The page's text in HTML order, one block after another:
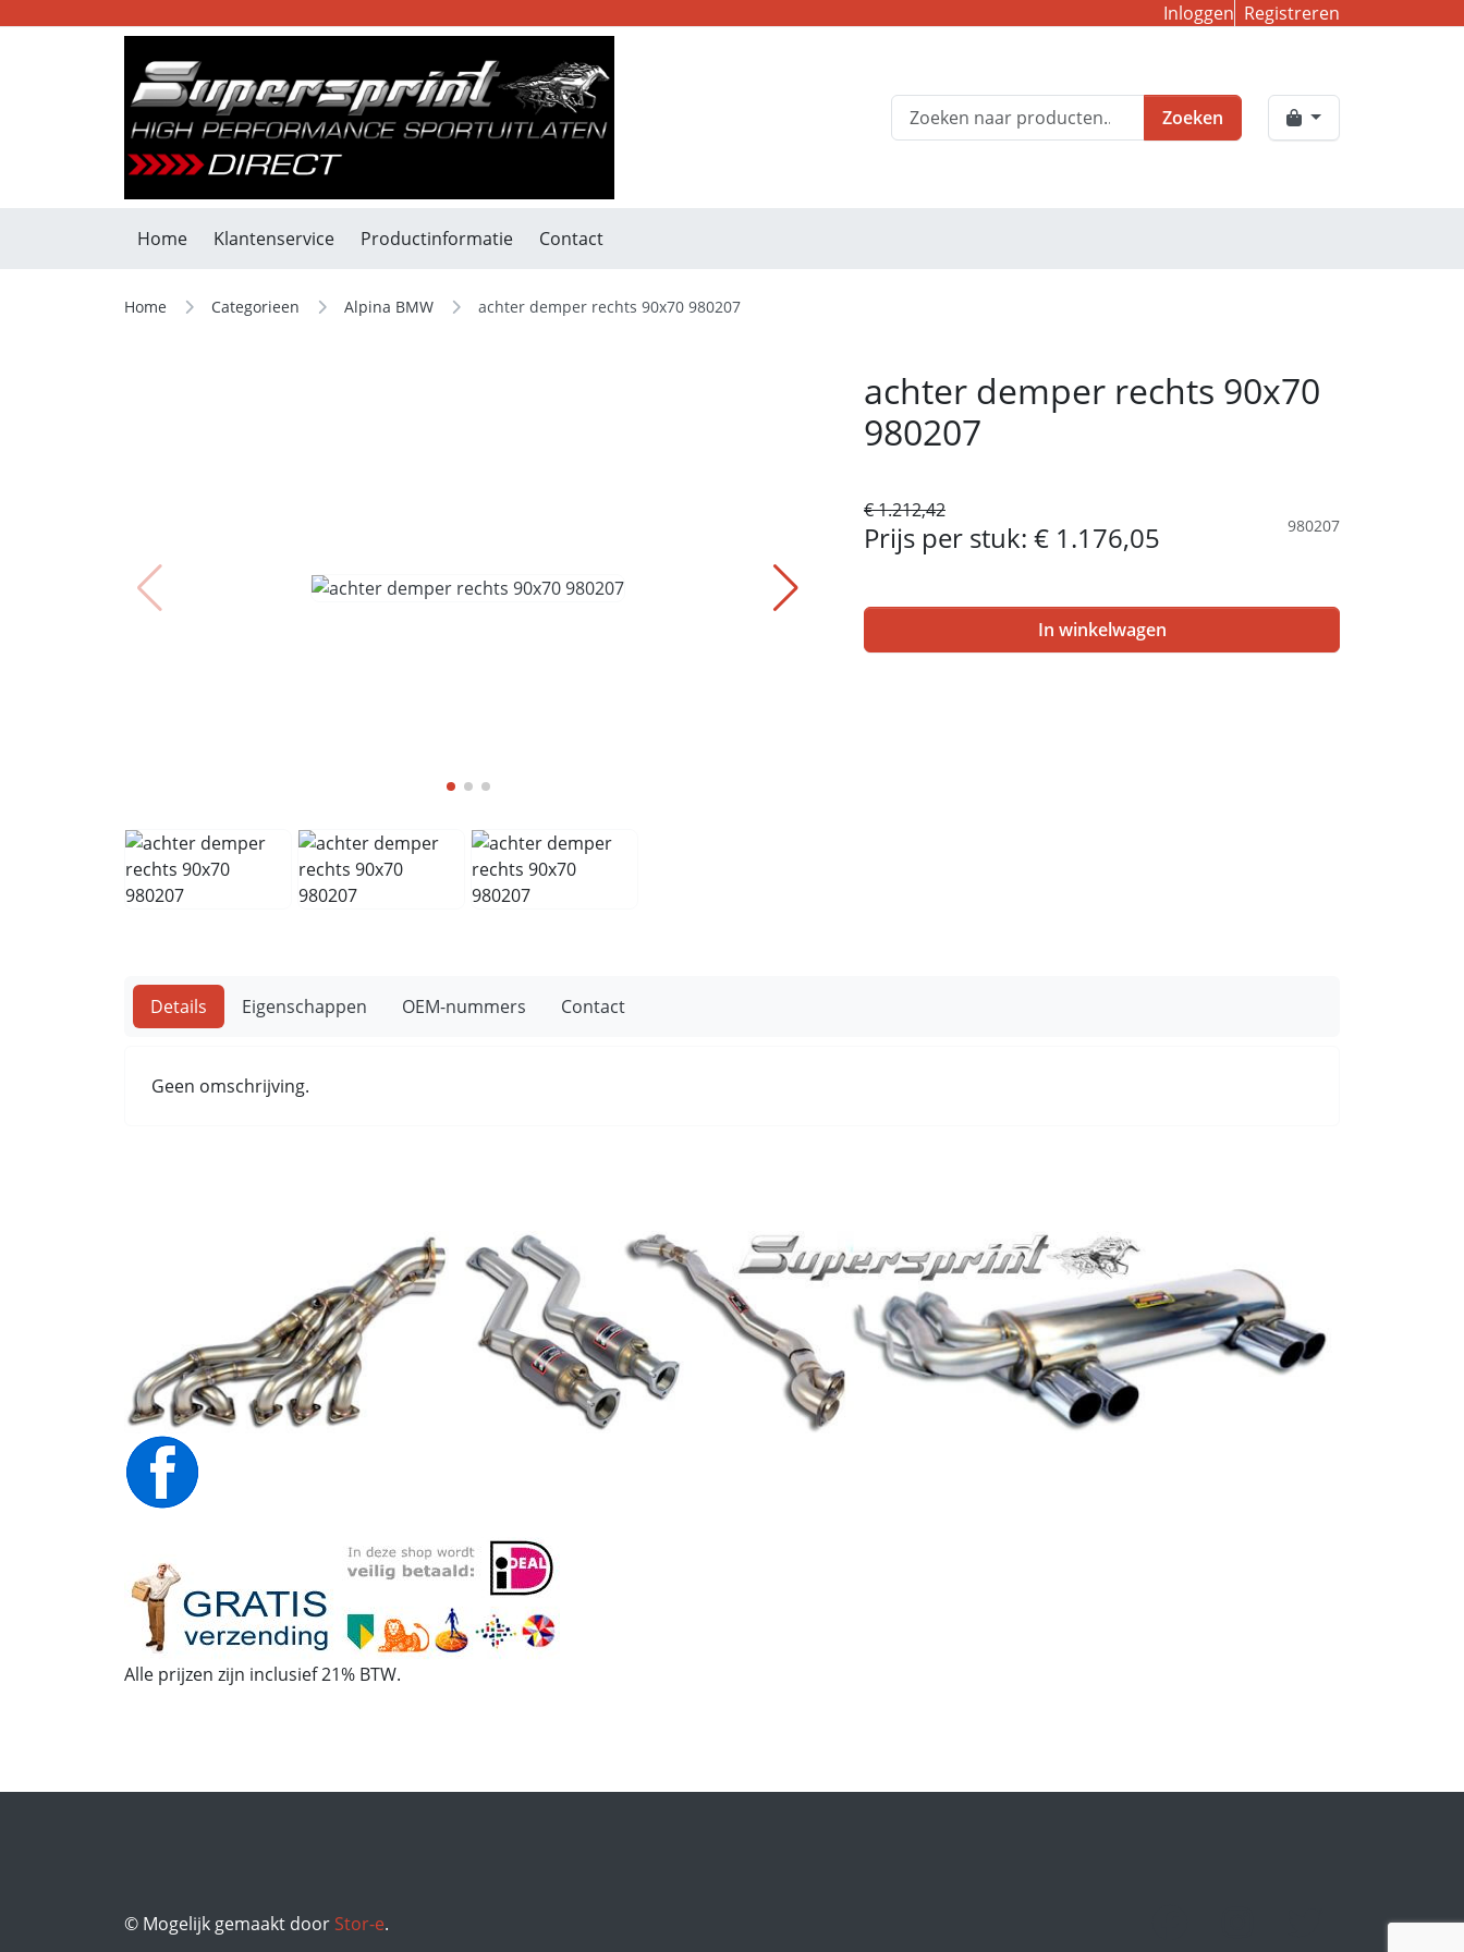
Inloggen Registreren
Zoeken
Home Klantenservice Productinformatie Contact
Home Categorieen Alpina BMW achter demper rechts 90x70 980207
achter demper rechts 90x70
980207
€ 1.212,42
Prijs per stuk: € 1.176,05 980207
In winkelwagen
Details Eigenschappen OEM-nummers Contact
Geen omschrijving.
Alle prijzen zijn inclusief 21% BTW.
© Mogelijk gemaakt door Stor-e.